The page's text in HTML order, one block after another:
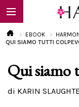
EBOOK
EBOOK
QUI SIAMO TUTTI
Qui siamo
di KARIN